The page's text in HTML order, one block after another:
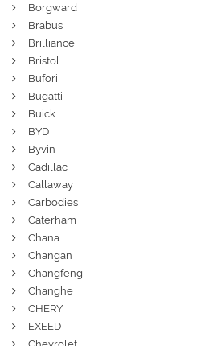
Borgward
Brabus
Brilliance
Bristol
Bufori
Bugatti
Buick
BYD
Byvin
Cadillac
Callaway
Carbodies
Caterham
Chana
Changan
Changfeng
Changhe
CHERY
EXEED